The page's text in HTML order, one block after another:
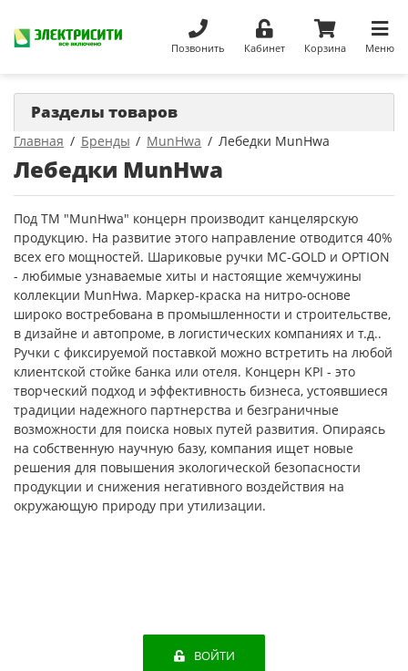
Позвонить Кабинет Корзина Меню
Главная Бренды MunHwa Лебедки MunHwa
Лебедки MunHwa
Под ТМ "MunHwa" концерн производит канцелярскую
продукцию. На развитие этого направление отводится 40%
всех его мощностей. Шариковые ручки MC-GOLD и OPTION
- любимые узнаваемые хиты и настоящие жемчужины
коллекции MunHwa. Маркер-краска на нитро-основе
широко востребована в промышленности и строительстве,
в дизайне и автопроме, в логистических компаниях и т.д..
Ручки с фиксируемой поставкой можно встретить на любой
клиентской стойке банка или отеля. Концерн KPI - это
творческий подход и эффективность бизнеса, устоявшиеся
традиции надежного партнерства и безграничные
возможности для поиска новых путей развития. Опираясь
на собственную научную базу, компания ищет новые
решения для повышения экологической безопасности
продукции и снижения негативного воздействия на
окружающую природу при утилизации.
Разделы товаров
ВОЙТИ